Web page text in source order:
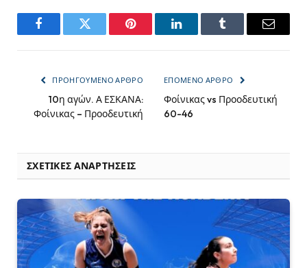
FacebookTwitter Pinterest LinkedInTumblr Email
ΠΡΟΗΓΟΎΜΕΝΟ ΆΡΘΡΟ
10η αγών. Α ΕΣΚΑΝΑ:
Φοίνικας – Προοδευτική
ΕΠΌΜΕΝΟ ΆΡΘΡΟ
Φοίνικας vs Προοδευτική
60-46
ΣΧΕΤΙΚΈΣ ΑΝΑΡΤΉΣΕΙΣ